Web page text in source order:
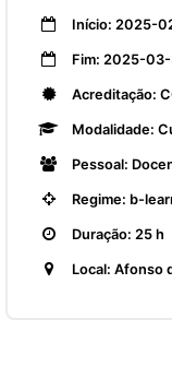
Início: 2025-
Fim: 2025-03-
Acreditação:
Modalidade:
Pessoal:
Regime: b-
Duração: 25 h
Local: Afonso